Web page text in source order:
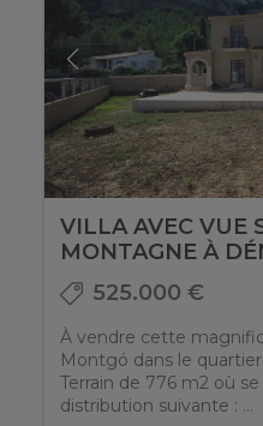
VILLA AVEC VUE
MONTAGNE À
525.000 €
À vendre cette
Montgó dans le
Terrain de 776 m2 où
distribution suivante : ...